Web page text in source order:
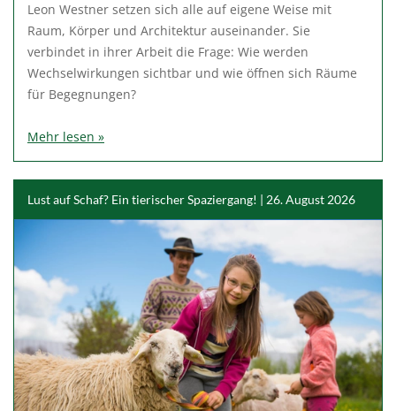
Leon Westner setzen sich alle auf eigene Weise mit
Raum, Körper und Architektur auseinander. Sie
verbindet in ihrer Arbeit die Frage: Wie werden
Wechselwirkungen sichtbar und wie öffnen sich Räume
für Begegnungen?
Mehr lesen »
Lust auf Schaf? Ein tierischer Spaziergang! | 26. August 2026